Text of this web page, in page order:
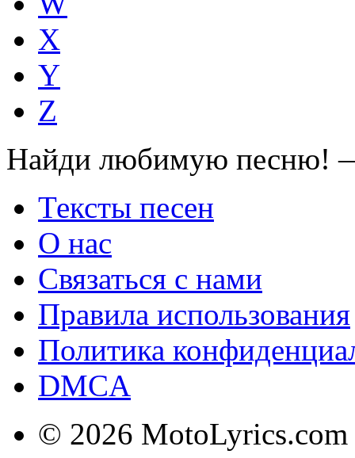
X
Y
Z
Найди любимую песню!
Тексты песен
О нас
Связаться с нами
Правила использования
Политика
DMCA
© 2026